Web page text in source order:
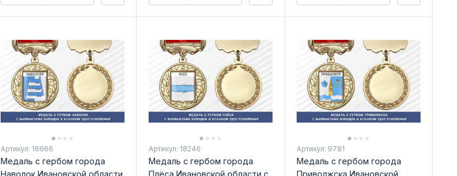
Артикул: 16966
Медаль с гербом города
Наволок Ивановской области
Артикул: 18246
Медаль с гербом города
Плёса Ивановской области с
Артикул: 9781
Медаль с гербом города
Приволжска Ивановской